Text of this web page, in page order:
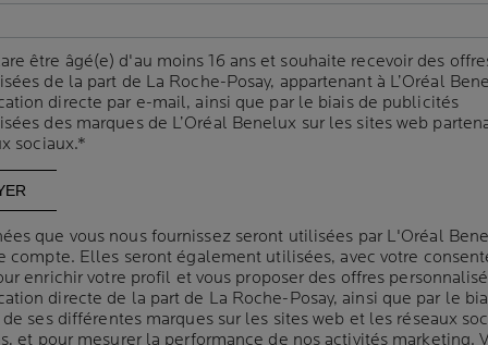
Posay | 20 juillet 2023
Allergies, eczéma, sécheresse corporelle, les causes
Heureusement, il existe des solutions pour estomper et
être âgé(e) d'au moins 16 ans et souhaite recevoir des
de la part de La Roche-Posay, appartenant à L’Oréal
directe par e-mail, ainsi que par le biais de publicités
des marques de L’Oréal Benelux sur les sites web
sociaux.*
que vous nous fournissez seront utilisées par L'Oréal
compte. Elles seront également utilisées, avec votre
enrichir votre profil et vous proposer des offres
directe de la part de La Roche-Posay, ainsi que par le
ses différentes marques sur les sites web et les réseaux
et pour mesurer la performance de nos activités marketing.
être âgé(e) d'au moins 16 ans et souhaite recevoir des
de la part de La Roche-Posay, appartenant à L’Oréal
directe par e-mail, ainsi que par le biais de publicités
des marques de L’Oréal Benelux sur les sites web
sociaux.*
que vous nous fournissez seront utilisées par L'Oréal
compte. Elles seront également utilisées, avec votre
enrichir votre profil et vous proposer des offres
directe de la part de La Roche-Posay, ainsi que par le
ses différentes marques sur les sites web et les réseaux
et pour mesurer la performance de nos activités marketing.